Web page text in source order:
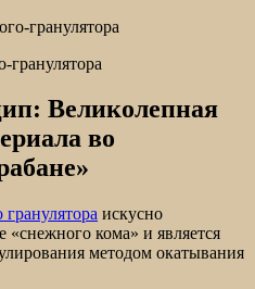
гранулятора
Великолепная
во
искусно
кома» и является
методом окатывания